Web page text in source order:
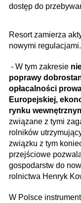
dostęp do
Resort zamierza
nowymi regulacjami.
- W tym zakresie
poprawy
opłacalności
Europejskiej,
rynku
związane z tymi
rolników
związku z tym
przejściowe
gospodarstw do
rolnictwa Henryk
W Polsce